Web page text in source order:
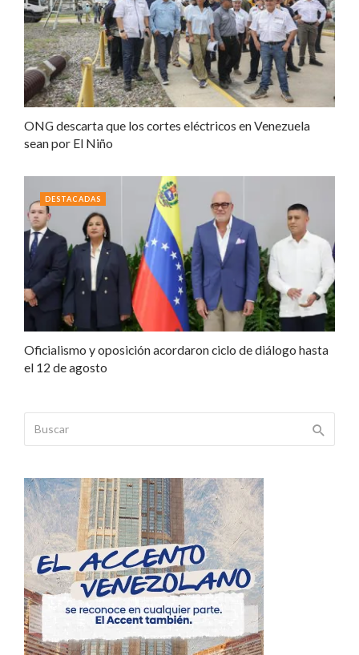
ONG descarta que los cortes eléctricos en Venezuela
sean por El Niño
Oficialismo y oposición acordaron ciclo de diálogo hasta
el 12 de agosto
DESTACADAS